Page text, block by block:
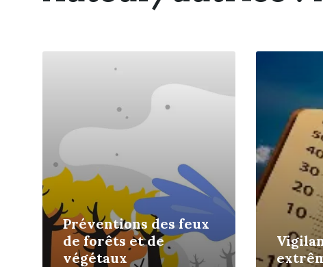
Préventions des feux
de forêts et de
végétaux
Read